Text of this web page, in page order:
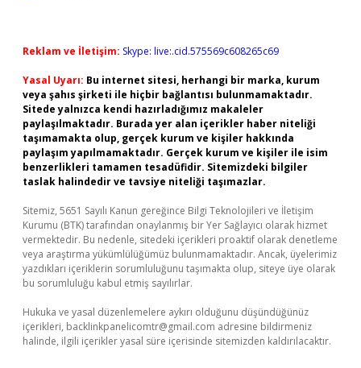
Reklam ve İletişim: Skype: live:.cid.575569c608265c69
Yasal Uyarı: Bu internet sitesi, herhangi bir marka, kurum
veya şahıs şirketi ile hiçbir bağlantısı bulunmamaktadır.
Sitede yalnızca kendi hazırladığımız makaleler
paylaşılmaktadır. Burada yer alan içerikler haber niteliği
taşımamakta olup, gerçek kurum ve kişiler hakkında
paylaşım yapılmamaktadır. Gerçek kurum ve kişiler ile isim
benzerlikleri tamamen tesadüfidir. Sitemizdeki bilgiler
taslak halindedir ve tavsiye niteliği taşımazlar.
Sitemiz, 5651 Sayılı Kanun gereğince Bilgi Teknolojileri ve İletişim
Kurumu (BTK) tarafından onaylanmış bir Yer Sağlayıcı olarak hizmet
vermektedir. Bu nedenle, sitedeki içerikleri proaktif olarak denetleme
veya araştırma yükümlülüğümüz bulunmamaktadır. Ancak, üyelerimiz
yazdıkları içeriklerin sorumluluğunu taşımakta olup, siteye üye olarak
bu sorumluluğu kabul etmiş sayılırlar.
Hukuka ve yasal düzenlemelere aykırı olduğunu düşündüğünüz
içerikleri, backlinkpanelicomtr@gmail.com adresine bildirmeniz
halinde, ilgili içerikler yasal süre içerisinde sitemizden kaldırılacaktır.